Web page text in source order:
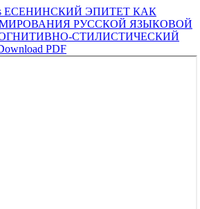
ЕСЕНИНСКИЙ ЭПИТЕТ КАК
РУССКОЙ ЯЗЫКОВОЙ
СТИЛИСТИЧЕСКИЙ
PDF